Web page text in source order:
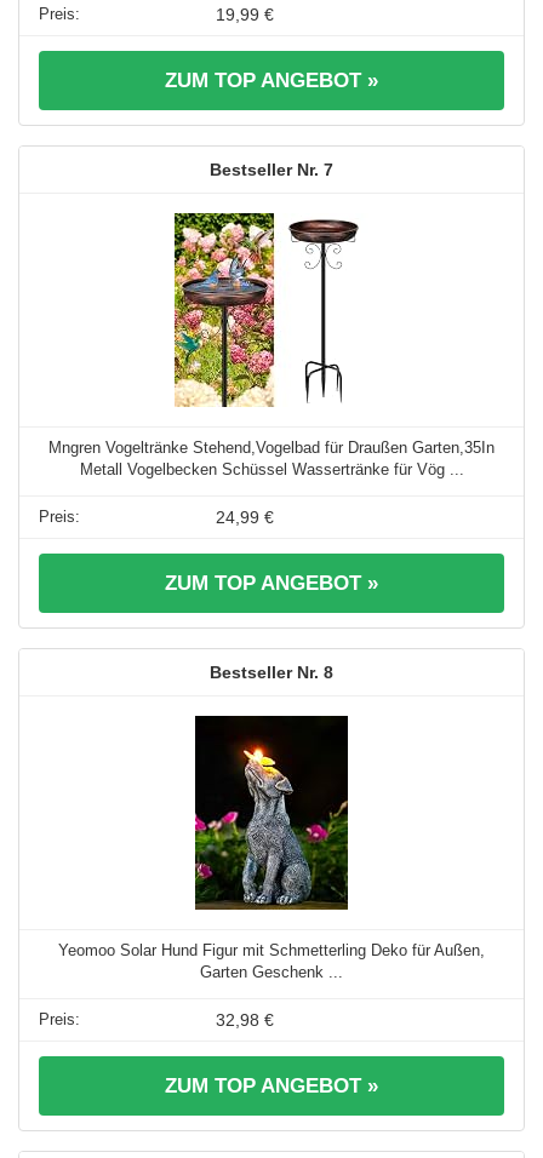
19,99 €
ZUM TOP ANGEBOT »
7
Mngren Vogeltränke Stehend,Vogelbad für Draußen Garten,35In
Metall Vogelbecken Schüssel Wassertränke für Vög ...
24,99 €
ZUM TOP ANGEBOT »
8
Yeomoo Solar Hund Figur mit Schmetterling Deko für Außen,
Garten Geschenk ...
32,98 €
ZUM TOP ANGEBOT »